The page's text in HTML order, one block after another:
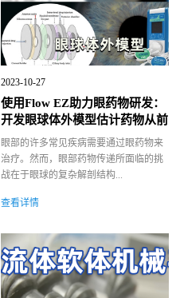
2023-10-27
使用Flow EZ助力眼药物研发：
开发眼球体外模型估计药物从前
房到...
眼部的许多常见疾病需要通过眼药物来
治疗。然而，眼部药物传递所面临的挑
战在于眼球的复杂解剖结构...
查看详情